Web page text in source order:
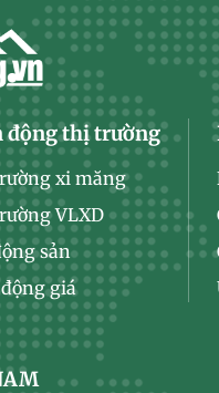
động thị trường
xi măng
VLXD
sản
giá